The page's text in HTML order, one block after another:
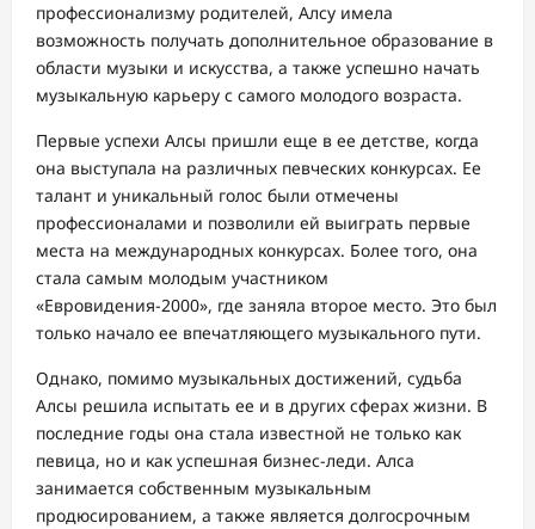
профессионализму родителей, Алсу имела
возможность получать дополнительное образование в
области музыки и искусства, а также успешно начать
музыкальную карьеру с самого молодого возраста.
Первые успехи Алсы пришли еще в ее детстве, когда
она выступала на различных певческих конкурсах. Ее
талант и уникальный голос были отмечены
профессионалами и позволили ей выиграть первые
места на международных конкурсах. Более того, она
стала самым молодым участником
«Евровидения-2000», где заняла второе место. Это был
только начало ее впечатляющего музыкального пути.
Однако, помимо музыкальных достижений, судьба
Алсы решила испытать ее и в других сферах жизни. В
последние годы она стала известной не только как
певица, но и как успешная бизнес-леди. Алса
занимается собственным музыкальным
продюсированием, а также является долгосрочным